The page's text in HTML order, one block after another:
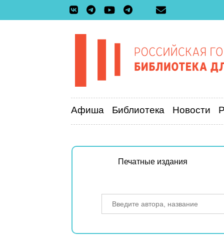
Афиша Библиотека Новости
Печатные издания